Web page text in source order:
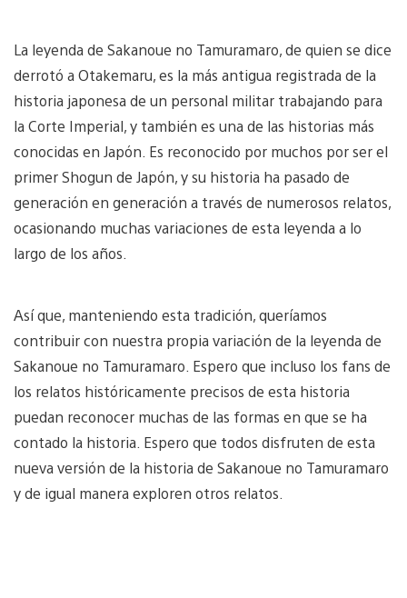
La leyenda de Sakanoue no Tamuramaro, de quien se dice
derrotó a Otakemaru, es la más antigua registrada de la
historia japonesa de un personal militar trabajando para
la Corte Imperial, y también es una de las historias más
conocidas en Japón. Es reconocido por muchos por ser el
primer Shogun de Japón, y su historia ha pasado de
generación en generación a través de numerosos relatos,
ocasionando muchas variaciones de esta leyenda a lo
largo de los años.
Así que, manteniendo esta tradición, queríamos
contribuir con nuestra propia variación de la leyenda de
Sakanoue no Tamuramaro. Espero que incluso los fans de
los relatos históricamente precisos de esta historia
puedan reconocer muchas de las formas en que se ha
contado la historia. Espero que todos disfruten de esta
nueva versión de la historia de Sakanoue no Tamuramaro
y de igual manera exploren otros relatos.